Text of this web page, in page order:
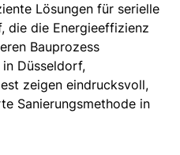
Lösungen für serielle
die die Energieeffizienz
Bauprozess
Düsseldorf,
zeigen eindrucksvoll,
Sanierungsmethode in